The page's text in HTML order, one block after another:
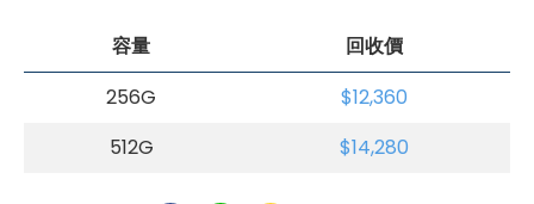
容量
回收價
256G
$12,360
512G
$14,280